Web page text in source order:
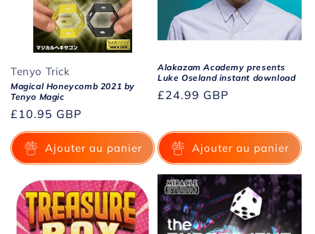
Tenyo Trick
Magical Honeycomb 2021 by
Tenyo Magic
Prix
habituel
£10.95 GBP
Ajouter au panier
Alakazam Academy presents
Luke Oseland instant download
Prix
£24.99 GBP
Ajouter au panier